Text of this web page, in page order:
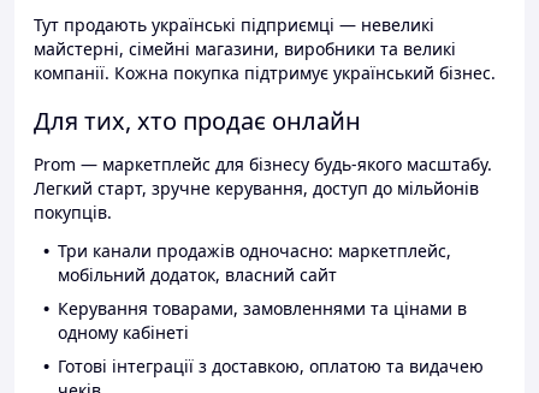
Тут продають українські підприємці — невеликі
майстерні, сімейні магазини, виробники та великі
компанії. Кожна покупка підтримує український бізнес.
Для тих, хто продає онлайн
Prom — маркетплейс для бізнесу будь-якого масштабу.
Легкий старт, зручне керування, доступ до мільйонів
покупців.
Три канали продажів одночасно: маркетплейс,
мобільний додаток, власний сайт
Керування товарами, замовленнями та цінами в
одному кабінеті
Готові інтеграції з доставкою, оплатою та видачею